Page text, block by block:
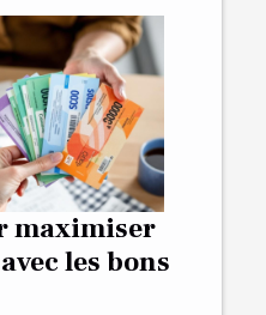
maximiser
les bons